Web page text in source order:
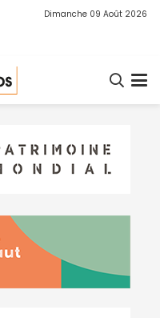
Dimanche 09 Août 2026